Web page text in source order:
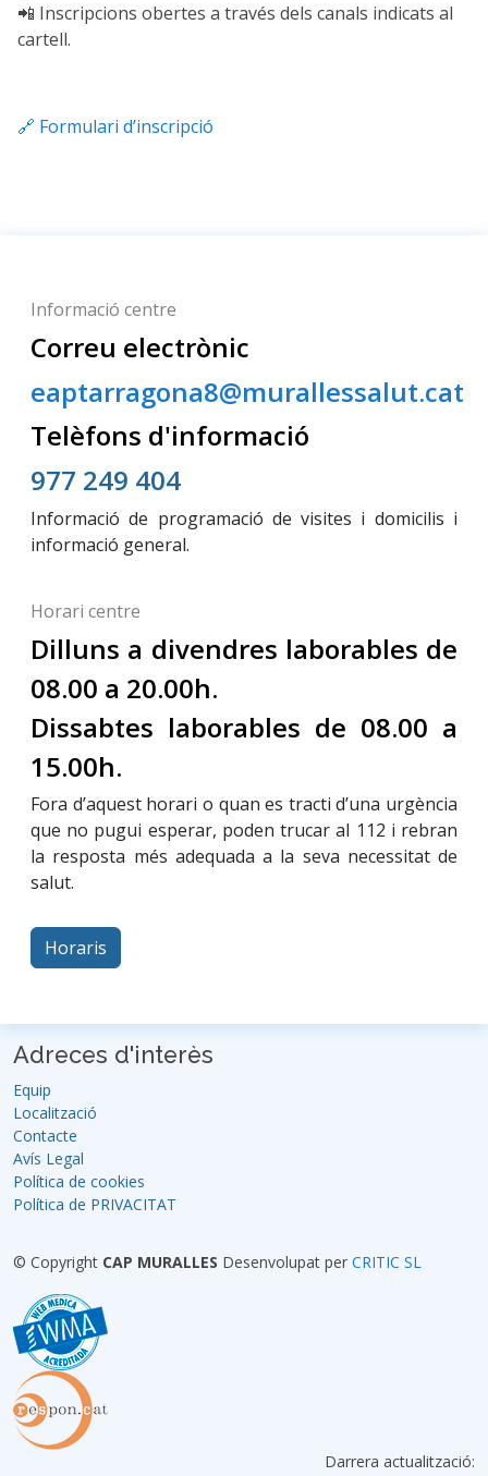
📲 Inscripcions obertes a través dels canals indicats al
cartell.
🔗 Formulari d’inscripció
Informació centre
Correu electrònic
eaptarragona8@murallessalut.cat
Telèfons d'informació
977 249 404
Informació de programació de visites i domicilis i
informació general.
Horari centre
Dilluns a divendres laborables de
08.00 a 20.00h.
Dissabtes laborables de 08.00 a
15.00h.
Fora d’aquest horari o quan es tracti d’una urgència
que no pugui esperar, poden trucar al 112 i rebran
la resposta més adequada a la seva necessitat de
salut.
Horaris
Adreces d'interès
Equip
Localització
Contacte
Avís Legal
Política de cookies
Política de PRIVACITAT
© Copyright CAP MURALLES Desenvolupat per CRITIC SL
Darrera actualització: